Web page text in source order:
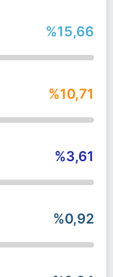
%15,66
%10,71
%3,61
%0,92